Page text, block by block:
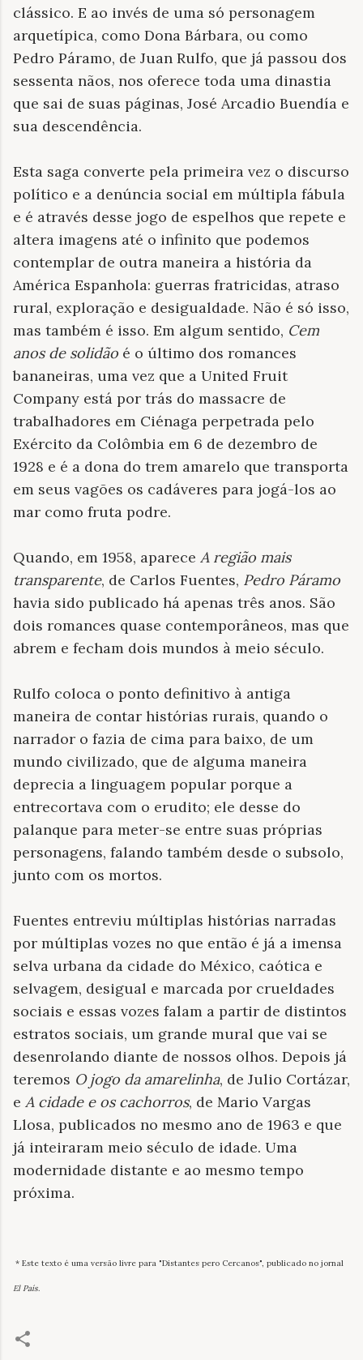
clássico. E ao invés de uma só personagem
arquetípica, como Dona Bárbara, ou como
Pedro Páramo, de Juan Rulfo, que já passou dos
sessenta nãos, nos oferece toda uma dinastia
que sai de suas páginas, José Arcadio Buendía e
sua descendência.
Esta saga converte pela primeira vez o discurso
político e a denúncia social em múltipla fábula
e é através desse jogo de espelhos que repete e
altera imagens até o infinito que podemos
contemplar de outra maneira a história da
América Espanhola: guerras fratricidas, atraso
rural, exploração e desigualdade. Não é só isso,
mas também é isso. Em algum sentido, Cem
anos de solidão é o último dos romances
bananeiras, uma vez que a United Fruit
Company está por trás do massacre de
trabalhadores em Ciénaga perpetrada pelo
Exército da Colômbia em 6 de dezembro de
1928 e é a dona do trem amarelo que transporta
em seus vagões os cadáveres para jogá-los ao
mar como fruta podre.
Quando, em 1958, aparece A região mais
transparente, de Carlos Fuentes, Pedro Páramo
havia sido publicado há apenas três anos. São
dois romances quase contemporâneos, mas que
abrem e fecham dois mundos à meio século.
Rulfo coloca o ponto definitivo à antiga
maneira de contar histórias rurais, quando o
narrador o fazia de cima para baixo, de um
mundo civilizado, que de alguma maneira
deprecia a linguagem popular porque a
entrecortava com o erudito; ele desse do
palanque para meter-se entre suas próprias
personagens, falando também desde o subsolo,
junto com os mortos.
Fuentes entreviu múltiplas histórias narradas
por múltiplas vozes no que então é já a imensa
selva urbana da cidade do México, caótica e
selvagem, desigual e marcada por crueldades
sociais e essas vozes falam a partir de distintos
estratos sociais, um grande mural que vai se
desenrolando diante de nossos olhos. Depois já
teremos O jogo da amarelinha, de Julio Cortázar,
e A cidade e os cachorros, de Mario Vargas
Llosa, publicados no mesmo ano de 1963 e que
já inteiraram meio século de idade. Uma
modernidade distante e ao mesmo tempo
próxima.
* Este texto é uma versão livre para "Distantes pero Cercanos", publicado no jornal
El País.